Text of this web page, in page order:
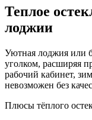
Теплое
лоджии
Уютная лоджия или
уголком, расширяя
рабочий кабинет,
невозможен без
Плюсы тёплого